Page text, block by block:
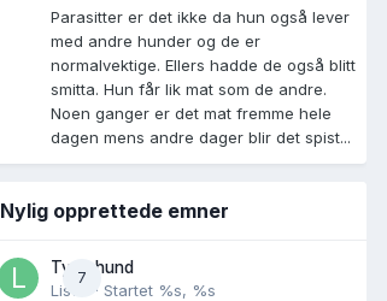
Parasitter er det ikke da hun også lever
med andre hunder og de er
normalvektige. Ellers hadde de også blitt
smitta. Hun får lik mat som de andre.
Noen ganger er det mat fremme hele
dagen mens andre dager blir det spist...
Nylig opprettede emner
7
Tynn hund
Lisen
· Startet %s, %s